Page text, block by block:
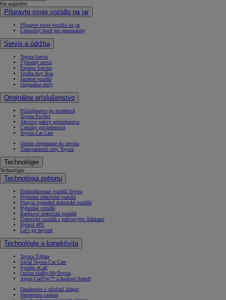
Pre majiteľov
Připravte svoje vozidlo na jar
Připravte svoje vozidlo na jar
Celoročný hotel pre pneumatiky
Servis a údržba
Toyota Servis
Výhodný servis
Express Service
Služba Key Box
Jazdené vozidlá
Originálne diely
Originálne príslušenstvo
Príslušenstvo po modeloch
Toyota ProTect
Akciové pakety príslušenstva
Cenníky príslušenstva
Toyota Car Care
Online objednanie do servisu
Transparentné ceny Toyota
Technológie
Technológie
Technológia pohonu
Elektrifikované vozidlá Toyota
Hybridné elektrické vozidlá
Plug-in hybridné elektrické vozidlá
Hybridné vozidlá
Batériové elektrické vozidlá
Elektrické vozidlá s palivovými článkami
Hybrid 48V
Let's go beyond
Technológie a konektivita
Toyota T-Mate
Súťaž Toyota Car Care
Systém eCall
Online služby/MyToyota
Apple CarPlay™ a Android Auto®
Oznámenie o zdieľaní údajov
Nastavenia cookies